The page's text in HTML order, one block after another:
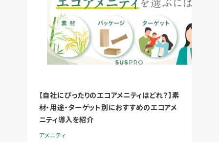
【自社にぴったりのエコアメニティはどれ？】素
材・用途・ターゲット別におすすめのエコアメ
ニティ導入を紹介
アメニティ